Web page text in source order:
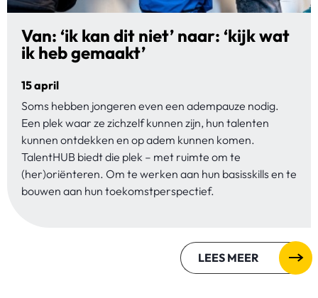
Van: ‘ik kan dit niet’ naar: ‘kijk wat
ik heb gemaakt’
15 april
Soms hebben jongeren even een adempauze nodig.
Een plek waar ze zichzelf kunnen zijn, hun talenten
kunnen ontdekken en op adem kunnen komen.
TalentHUB biedt die plek – met ruimte om te
(her)oriënteren. Om te werken aan hun basisskills en te
bouwen aan hun toekomstperspectief.
LEES MEER